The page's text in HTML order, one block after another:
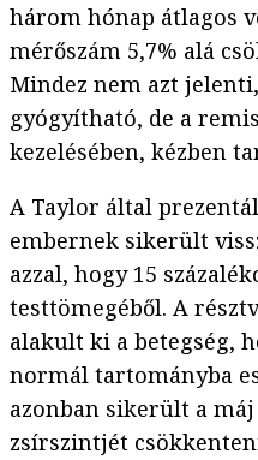
három hónap átlagos
mérőszám 5,7% alá
Mindez nem azt
gyógyítható, de a
kezelésében, kézben
A Taylor által
embernek sikerült
azzal, hogy 15
testtömegéből. A
alakult ki a betegség,
normál tartományba
azonban sikerült a
zsírszintjét